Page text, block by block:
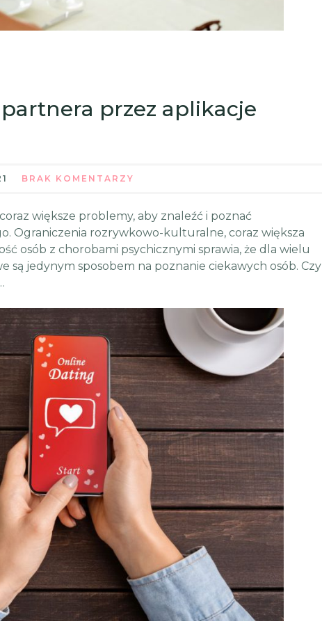
przez aplikacje
BRAK KOMENTARZY
większe problemy, aby znaleźć i poznać
Ograniczenia rozrywkowo-kulturalne, coraz większa
osób z chorobami psychicznymi sprawia, że dla wielu
są jedynym sposobem na poznanie ciekawych osób. Czy